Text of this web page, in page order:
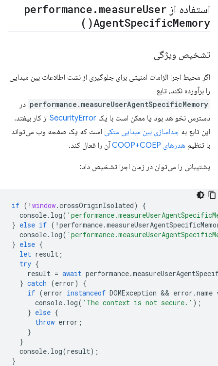
استفاده از performance. measureUser
AgentSpecificMemory(
)
تشخیص ویژگی
اگر محیط اجرا الزامات امنیتی برای جلوگیری از نشت اطلاعات بین مبدایی
را برآورده نکند، تابع
performance.measureUserAgentSpecificMemory در
دسترس نخواهد بود یا ممکن است با یک SecurityError از کار بیفتد.
این تابع به جداسازی بین مبدایی متکی است که یک صفحه وب می‌تواند
با تنظیم هدرهای COOP+COEP آن را فعال کند.
پشتیبانی را می‌توان در زمان اجرا تشخیص داد:
if ( ! window.crossOriginIsolated)
{
console. log(
} else if ( ! performance.
console. log(
} else {
let result ;
try {
result = await performance.
} catch (error)
{
if (error instanceof DOMException && error .name
console. log( 'The context is not secure.' );
} else {
throw error ;
}
}
console. log(result);
}